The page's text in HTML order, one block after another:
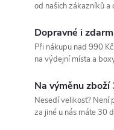
od našich zákazníků
Dopravné i
Při nákupu nad 990
na výdejní místa a
Na výměnu zboží
Nesedí velikost? Není
za jiné u nás máte 30